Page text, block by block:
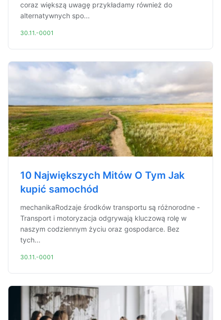
coraz większą uwagę przykładamy również do
alternatywnych spo...
30.11.-0001
10 Największych Mitów O Tym Jak
kupić samochód
mechanikaRodzaje środków transportu są różnorodne -
Transport i motoryzacja odgrywają kluczową rolę w
naszym codziennym życiu oraz gospodarce. Bez
tych...
30.11.-0001